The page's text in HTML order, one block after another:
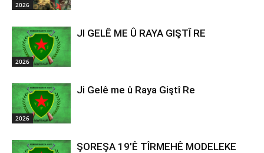
2026
2026
JI GELÊ ME Û RAYA GIŞTÎ RE
2026
Ji Gelê me û Raya Giştî Re
ŞOREŞA 19’Ê TÎRMEHÊ MODELEKE